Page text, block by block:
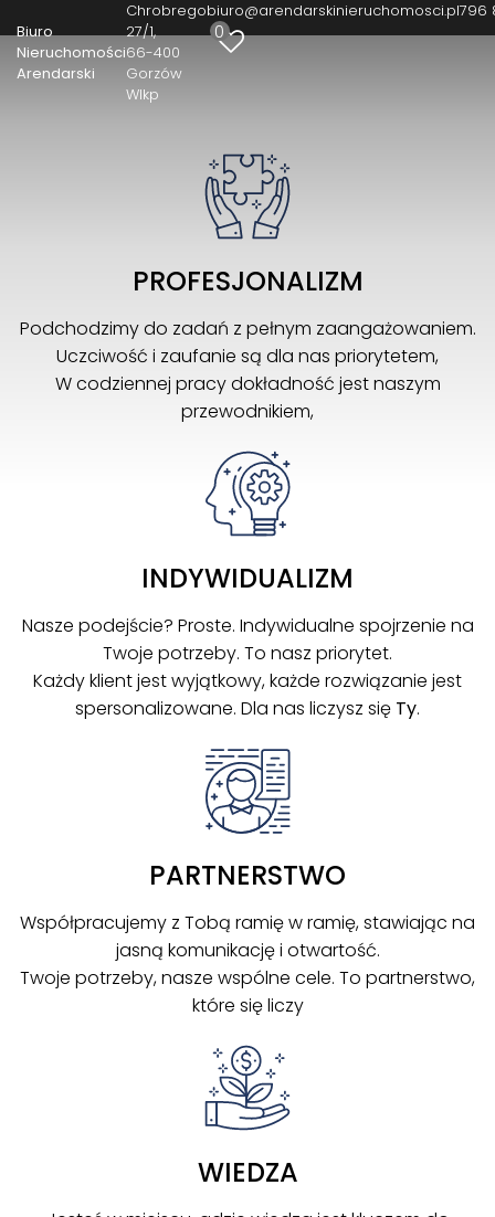
Biuro
Nieruchomości
Arendarski
Chrobrego
27/1
66-400
Gorzów
Wlkp
biuro@arendarskinieruchomosci.pl796
0
PROFESJONALIZM
Podchodzimy do zadań z pełnym zaangażowaniem.
Uczciwość i zaufanie są dla nas priorytetem,
W codziennej pracy dokładność jest naszym
przewodnikiem,
INDYWIDUALIZM
Nasze podejście? Proste. Indywidualne spojrzenie na
Twoje potrzeby. To nasz priorytet.
Każdy klient jest wyjątkowy, każde rozwiązanie jest
spersonalizowane. Dla nas liczysz się Ty.
PARTNERSTWO
Współpracujemy z Tobą ramię w ramię, stawiając na
jasną komunikację i otwartość.
Twoje potrzeby, nasze wspólne cele. To partnerstwo,
które się liczy
WIEDZA